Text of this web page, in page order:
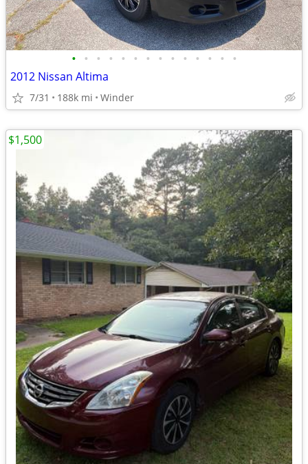
• • • • • • • • • • • • • •
2012 Nissan Altima
7/31 188k mi Winder
$1,500